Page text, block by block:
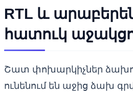
RTL և
հատուկ
Շատ փոխարկիչներ
ունենում են աջից ձախ